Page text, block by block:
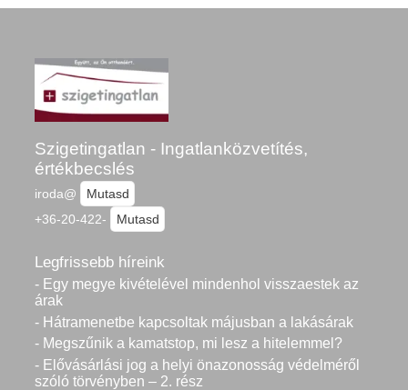
Szigetingatlan - Ingatlanközvetítés,
értékbecslés
iroda@
Mutasd
+36-20-422-
Mutasd
Legfrissebb híreink
- Egy megye kivételével mindenhol visszaestek az
árak
- Hátramenetbe kapcsoltak májusban a lakásárak
- Megszűnik a kamatstop, mi lesz a hitelemmel?
- Elővásárlási jog a helyi önazonosság védelméről
szóló törvényben – 2. rész